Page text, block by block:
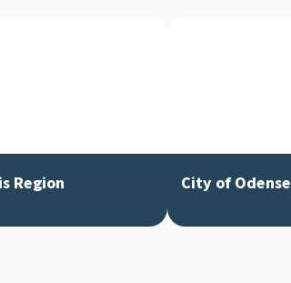
Region City of Odense